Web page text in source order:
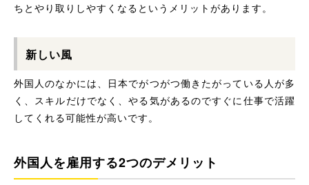
ちとやり取りしやすくなるというメリットがあります。
新しい風
外国人のなかには、日本でがつがつ働きたがっている人が多
く、スキルだけでなく、やる気があるのですぐに仕事で活躍
してくれる可能性が高いです。
外国人を雇用する2つのデメリット